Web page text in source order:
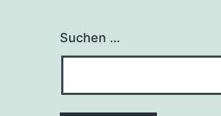
Suchen …